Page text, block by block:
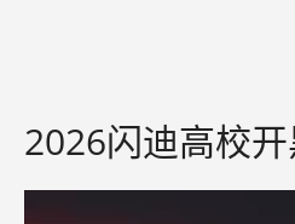
2026闪迪高校